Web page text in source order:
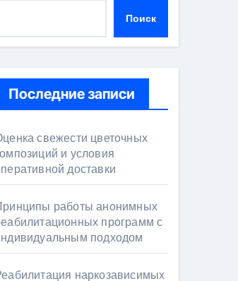
Поиск
Последние записи
свежести цветочных
и условия
доставки
работы анонимных
программ с
подходом
наркозависимых